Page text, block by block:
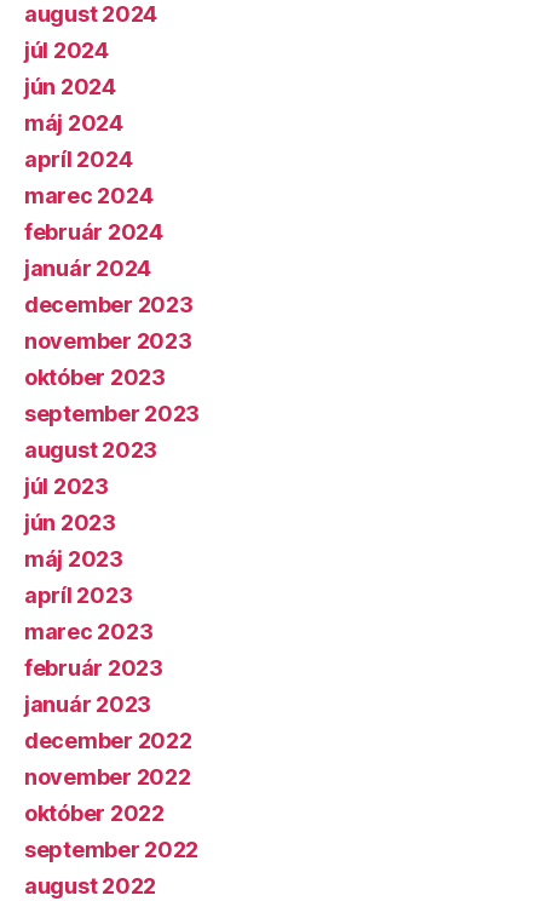
august 2024
júl 2024
jún 2024
máj 2024
apríl 2024
marec 2024
február 2024
január 2024
december 2023
november 2023
október 2023
september 2023
august 2023
júl 2023
jún 2023
máj 2023
apríl 2023
marec 2023
február 2023
január 2023
december 2022
november 2022
október 2022
september 2022
august 2022